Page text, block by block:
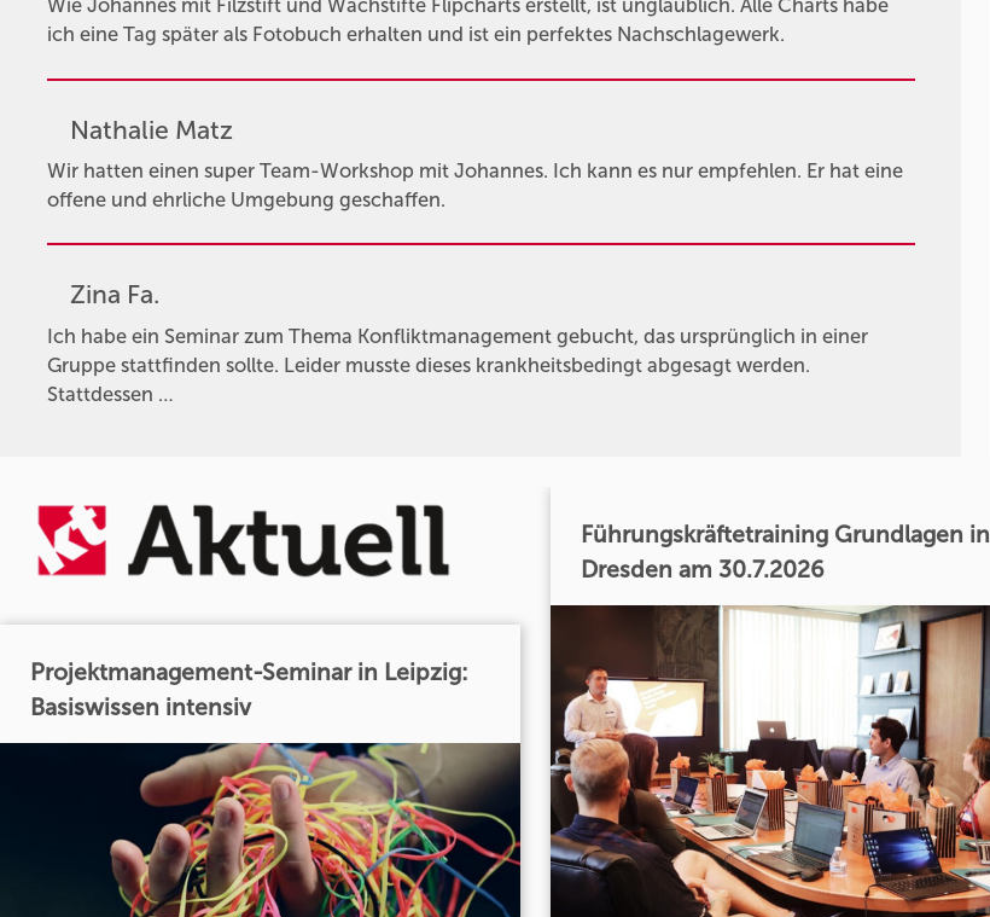
Wie Johannes mit Filzstift und Wachstifte Flipcharts erstellt, ist unglaublich. Alle Charts habe
ich eine Tag später als Fotobuch erhalten und ist ein perfektes Nachschlagewerk.
Nathalie Matz
Wir hatten einen super Team-Workshop mit Johannes. Ich kann es nur empfehlen. Er hat eine
offene und ehrliche Umgebung geschaffen.
Zina Fa.
Ich habe ein Seminar zum Thema Konfliktmanagement gebucht, das ursprünglich in einer
Gruppe stattfinden sollte. Leider musste dieses krankheitsbedingt abgesagt werden.
Stattdessen …
Projektmanagement-Seminar in Leipzig:
Basiswissen intensiv
Führungskräftetraining Grundlagen in
Dresden am 30.7.2026